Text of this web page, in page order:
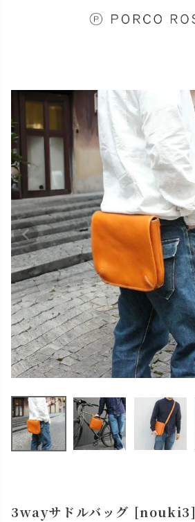
3wayサドルバッグ [nouki3]